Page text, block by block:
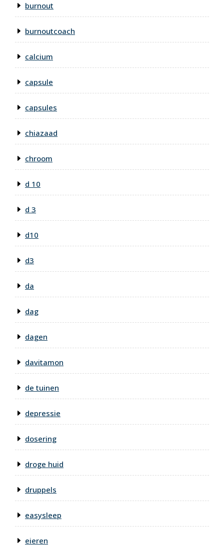
burnout
burnoutcoach
calcium
capsule
capsules
chiazaad
chroom
d 10
d 3
d10
d3
da
dag
dagen
davitamon
de tuinen
depressie
dosering
droge huid
druppels
easysleep
eieren